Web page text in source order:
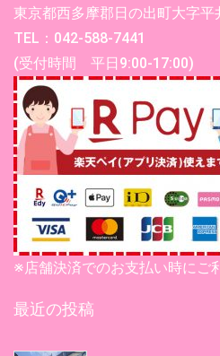
東京都西多摩郡日の出町大字平
TEL：042-588-7441
(受付時間 平日9:00-17:00)
※店舗決済でのお支払い時にご
最近の投稿